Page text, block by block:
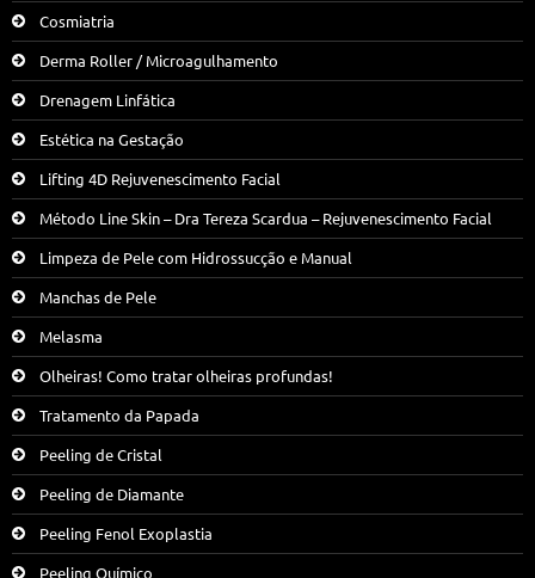
Cosmiatria
Derma Roller / Microagulhamento
Drenagem Linfática
Estética na Gestação
Lifting 4D Rejuvenescimento Facial
Método Line Skin – Dra Tereza Scardua – Rejuvenescimento Facial
Limpeza de Pele com Hidrossucção e Manual
Manchas de Pele
Melasma
Olheiras! Como tratar olheiras profundas!
Tratamento da Papada
Peeling de Cristal
Peeling de Diamante
Peeling Fenol Exoplastia
Peeling Químico